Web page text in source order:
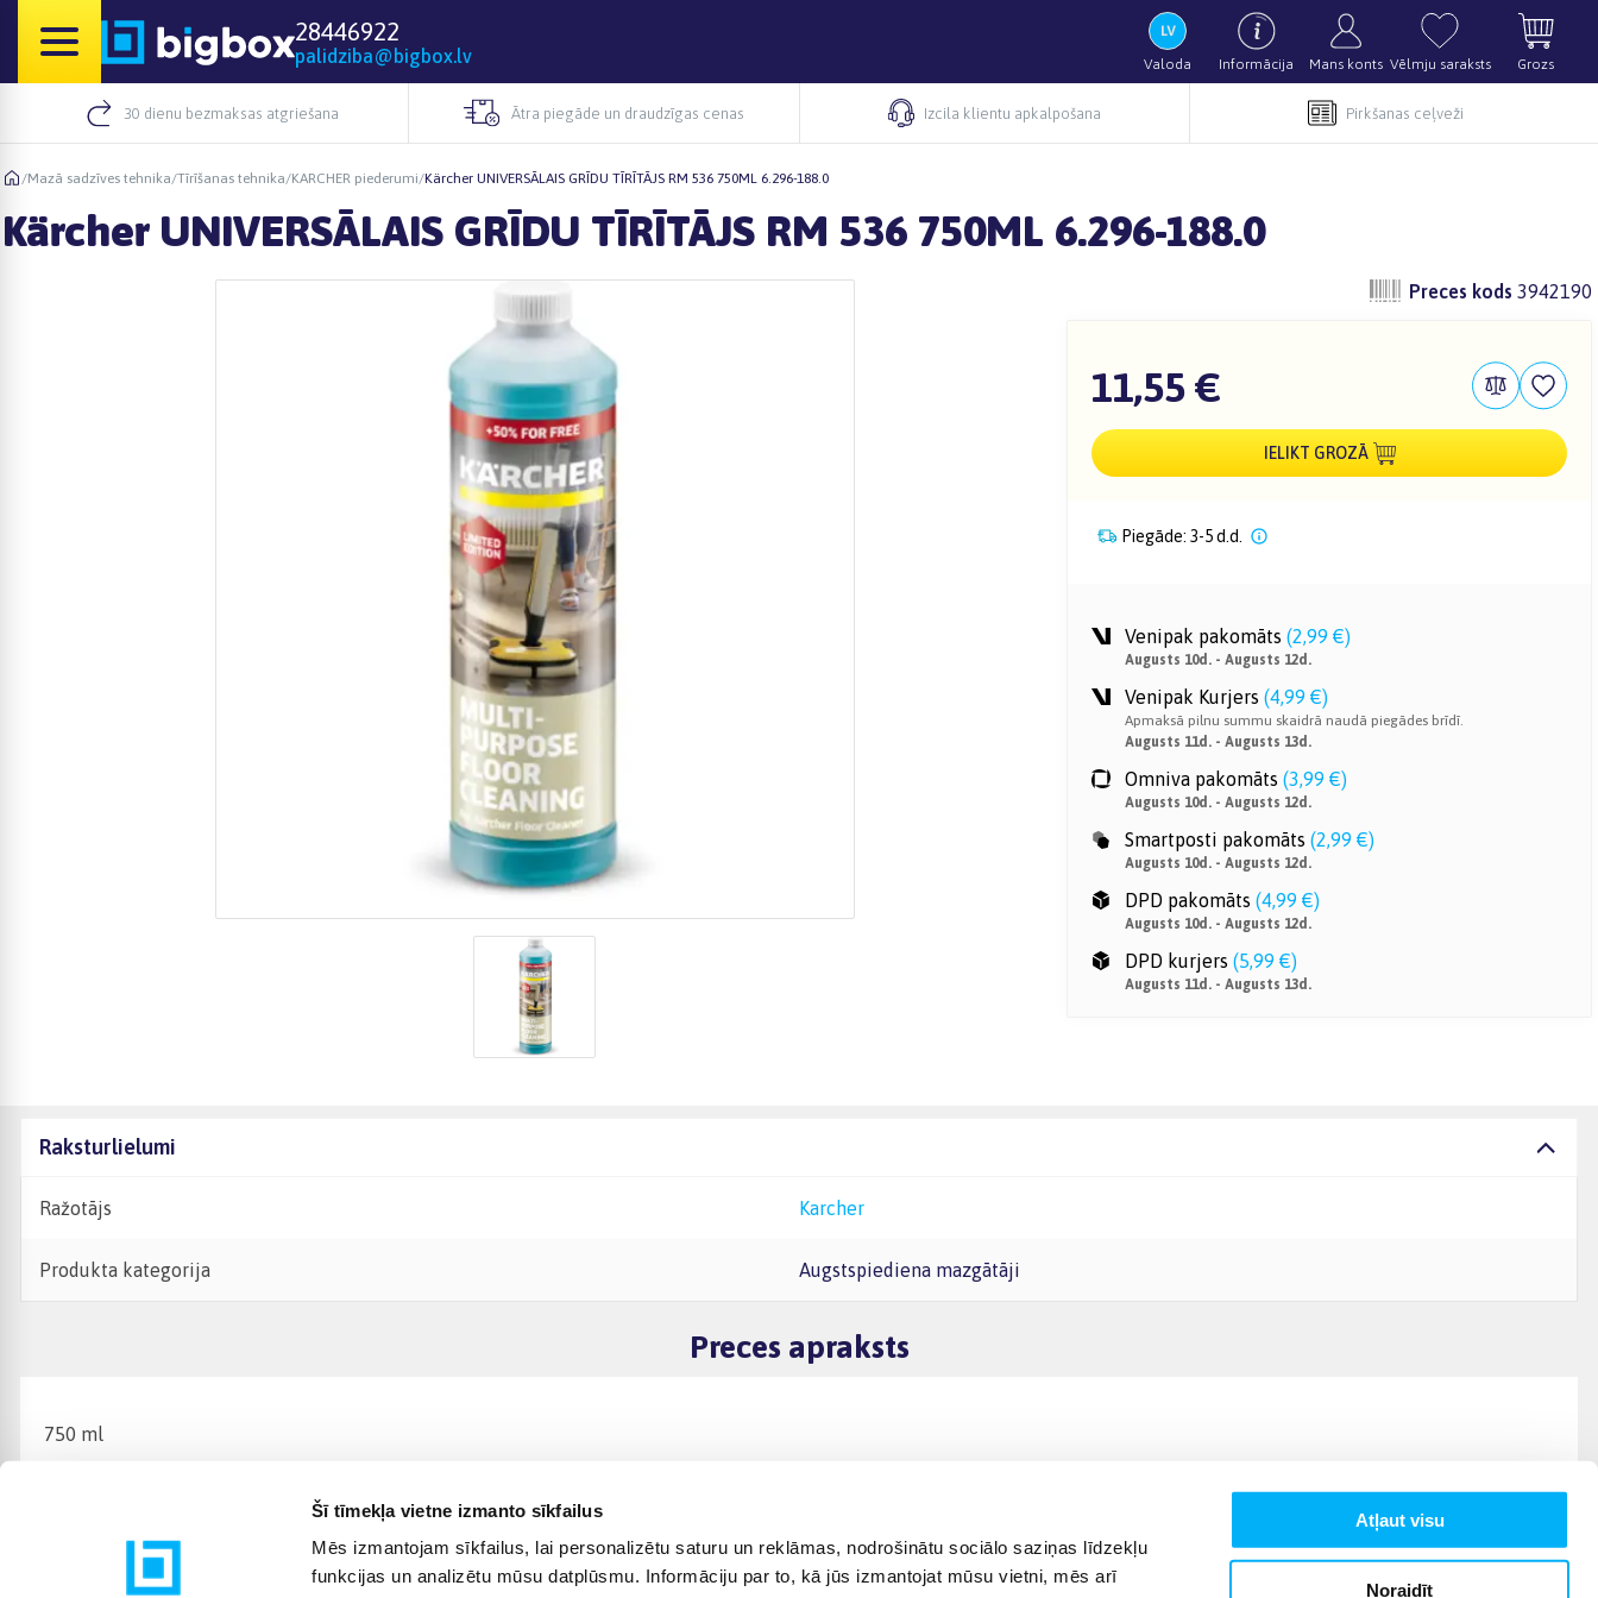
Šī tīmekļa vietne izmanto sīkfailus
Mēs izmantojam sīkfailus, lai personalizētu saturu un reklāmas, nodrošinātu sociālo saziņas līdzekļu
funkcijas un analizētu mūsu datplūsmu. Informāciju par to, kā jūs izmantojat mūsu vietni, mēs arī
Atļaut visu
Noraidīt
28446922
palidziba@bigbox.lv Valoda Informācija Mans konts Vēlmju saraksts Grozs
30 dienu bezmaksas atgriešana Ātra piegāde un draudzīgas cenas Izcila klientu apkalpošana Pirkšanas ceļveži
/Mazā sadzīves tehnika/Tīrīšanas tehnika/KARCHER piederumi/Kärcher UNIVERSĀLAIS GRĪDU TĪRĪTĀJS RM 536 750ML 6.296-188.0
Kärcher UNIVERSĀLAIS GRĪDU TĪRĪTĀJS RM 536 750ML 6.296-188.0
Preces kods 3942190
11,55 €
IELIKT GROZĀ
Piegāde: 3-5 d.d.
Venipak pakomāts (2,99 €)
Augusts 10d. - Augusts 12d.
Venipak Kurjers (4,99 €)
Apmaksā pilnu summu skaidrā naudā piegādes brīdī.
Augusts 11d. - Augusts 13d.
Omniva pakomāts (3,99 €)
Augusts 10d. - Augusts 12d.
Smartposti pakomāts (2,99 €)
Augusts 10d. - Augusts 12d.
DPD pakomāts (4,99 €)
Augusts 10d. - Augusts 12d.
DPD kurjers (5,99 €)
Augusts 11d. - Augusts 13d.
Raksturlielumi
Ražotājs Karcher
Produkta kategorija Augstspiediena mazgātāji
Preces apraksts
750 ml